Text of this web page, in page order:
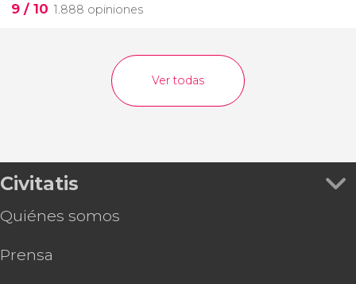
9 / 10 1.888 opiniones
Ver todas
Civitatis
Quiénes somos
Prensa